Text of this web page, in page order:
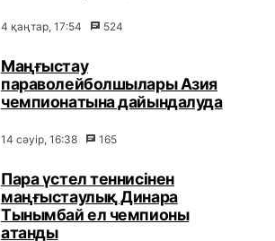
4 қаңтар, 17:54 524
Маңғыстау
параволейболшылары Азия
чемпионатына дайындалуда
14 сәуір, 16:38 165
Пара үстел теннисінен
маңғыстаулық Динара
Тынымбай ел чемпионы
атанды